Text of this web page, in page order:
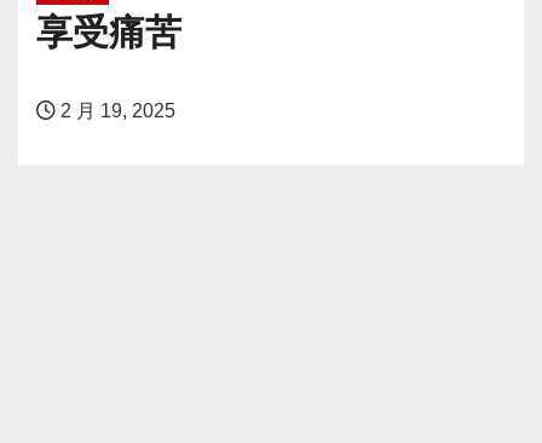
享受痛苦
2 月 19, 2025